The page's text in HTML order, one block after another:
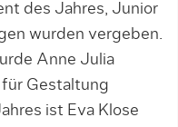
des Jahres, Junior
wurden vergeben.
Anne Julia
Gestaltung
ist Eva Klose